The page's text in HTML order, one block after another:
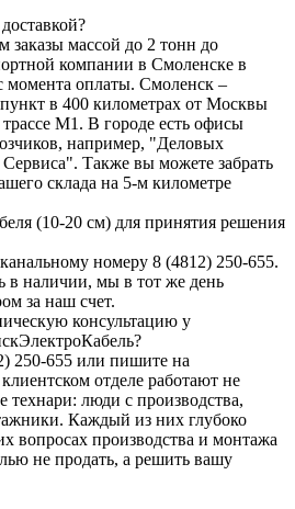
заказы массой до 2 тонн до
компании в Смоленске в
момента оплаты. Смоленск –
в 400 километрах от Москвы
М1. В городе есть офисы
например, "Деловых
Также вы можете забрать
склада на 5-м километре
(10-20 см) для принятия решения
номеру 8 (4812) 250-655.
в наличии, мы в тот же день
за наш счет.
консультацию у
250-655 или пишите на
отделе работают не
люди с производства,
Каждый из них глубоко
вопросах производства и монтажа
не продать, а решить вашу